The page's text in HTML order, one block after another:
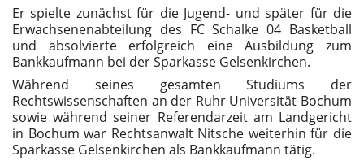
Er spielte zunächst für die Jugend- und später für die
Erwachsenenabteilung des FC Schalke 04 Basketball
und absolvierte erfolgreich eine Ausbildung zum
Bankkaufmann bei der Sparkasse Gelsenkirchen.
Während seines gesamten Studiums der
Rechtswissenschaften an der Ruhr Universität Bochum
sowie während seiner Referendarzeit am Landgericht
in Bochum war Rechtsanwalt Nitsche weiterhin für die
Sparkasse Gelsenkirchen als Bankkaufmann tätig.